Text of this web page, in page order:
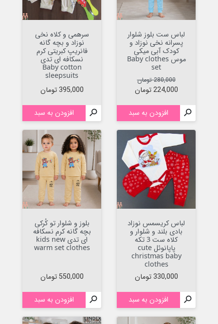
لباس ست بلوز شلوار
پسرانه نخی نوزاد و
کودک آبی میکی
موس Baby clothes
set
قیمت عادی
280,000 تومان
قیمت
224,000 تومان
 افزودن به سبد
سرهمی و کلاه نخی
نوزاد و بچه گانه
فانریپ کبریتی کرم
نسکافه ای تدی
Baby cotton
sleepsuits
قیمت
395,000 تومان
 افزودن به سبد
لباس کریسمس نوزاد
بادی بلند و شلوار و
کلاه ست 3 تکه
پاپانوئل cute
christmas baby
clothes
قیمت
330,000 تومان
 افزودن به سبد
بلوز و شلوار تو کُرکی
بچه گانه کرم نسکافه
ای تدی kids new
warm set clothes
قیمت
550,000 تومان
 افزودن به سبد